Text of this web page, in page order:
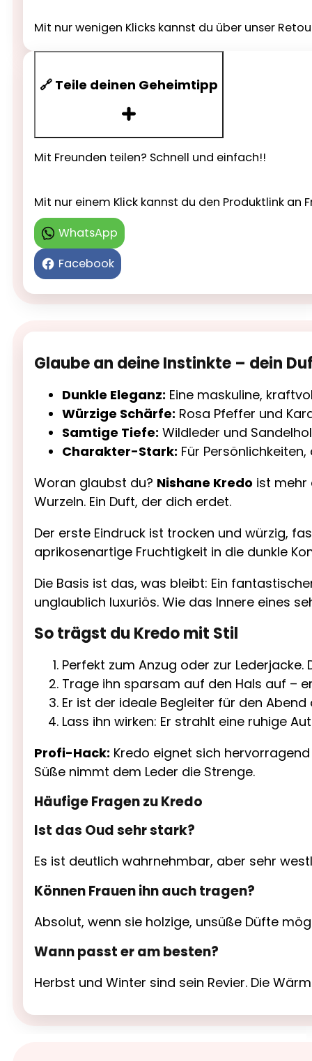
Mit nur wenigen Klicks kannst du über unser
🔗 Teile deinen Geheimtipp
Mit Freunden teilen? Schnell und einfach!!
Mit nur einem Klick kannst du den Produktlink an
WhatsApp
Facebook
Glaube an deine Instinkte – dein
Dunkle Eleganz: Eine maskuline,
Würzige Schärfe: Rosa Pfeffer und
Samtige Tiefe: Wildleder und
Charakter-Stark: Für
Woran glaubst du? Nishane Kredo ist mehr
Wurzeln. Ein Duft, der dich erdet.
Der erste Eindruck ist trocken und würzig,
aprikosenartige Fruchtigkeit in die dunkle
Die Basis ist das, was bleibt: Ein
unglaublich luxuriös. Wie das Innere eines
So trägst du Kredo mit Stil
Perfekt zum Anzug oder zur
Trage ihn sparsam auf den Hals auf –
Er ist der ideale Begleiter für den Abend
Lass ihn wirken: Er strahlt eine ruhige
Profi-Hack: Kredo eignet sich hervorragend
Süße nimmt dem Leder die Strenge.
Häufige Fragen zu Kredo
Ist das Oud sehr stark?
Es ist deutlich wahrnehmbar, aber sehr
Können Frauen ihn auch tragen?
Absolut, wenn sie holzige, unsüße Düfte
Wann passt er am besten?
Herbst und Winter sind sein Revier. Die